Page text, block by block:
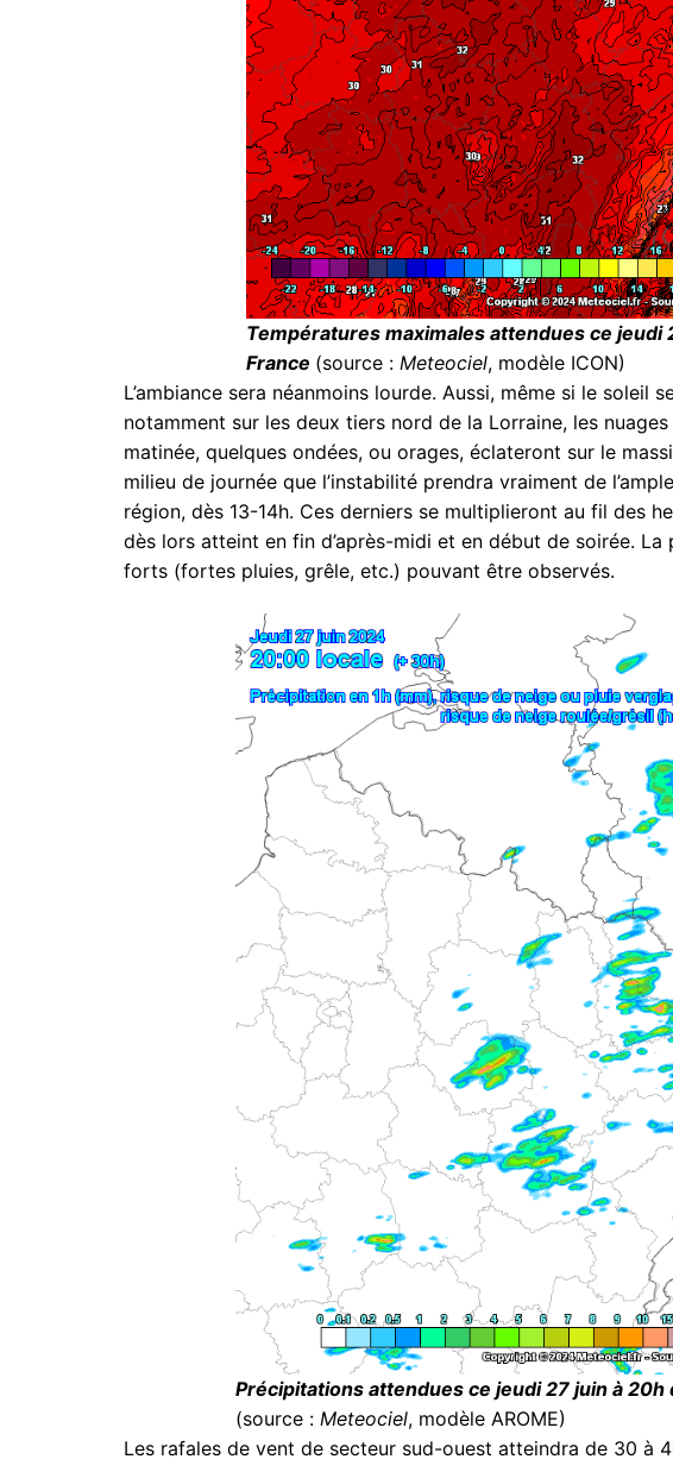
Températures maximales attendues ce jeudi
France (source : Meteociel, modèle ICON)
L’ambiance sera néanmoins lourde. Aussi, même si le soleil
notamment sur les deux tiers nord de la Lorraine, les
matinée, quelques ondées, ou orages, éclateront sur le
milieu de journée que l’instabilité prendra vraiment de
région, dès 13-14h. Ces derniers se multiplieront au fil des
dès lors atteint en fin d’après-midi et en début de soirée.
forts (fortes pluies, grêle, etc.) pouvant être observés.
Précipitations attendues ce jeudi 27 juin à 20h
(source : Meteociel, modèle AROME)
Les rafales de vent de secteur sud-ouest atteindra de 30 à